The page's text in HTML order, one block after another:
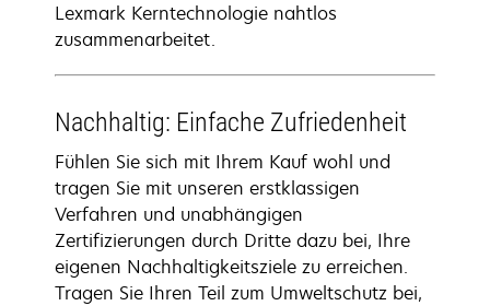
Lexmark Kerntechnologie nahtlos
zusammenarbeitet.
Nachhaltig: Einfache Zufriedenheit
Fühlen Sie sich mit Ihrem Kauf wohl und
tragen Sie mit unseren erstklassigen
Verfahren und unabhängigen
Zertifizierungen durch Dritte dazu bei, Ihre
eigenen Nachhaltigkeitsziele zu erreichen.
Tragen Sie Ihren Teil zum Umweltschutz bei,